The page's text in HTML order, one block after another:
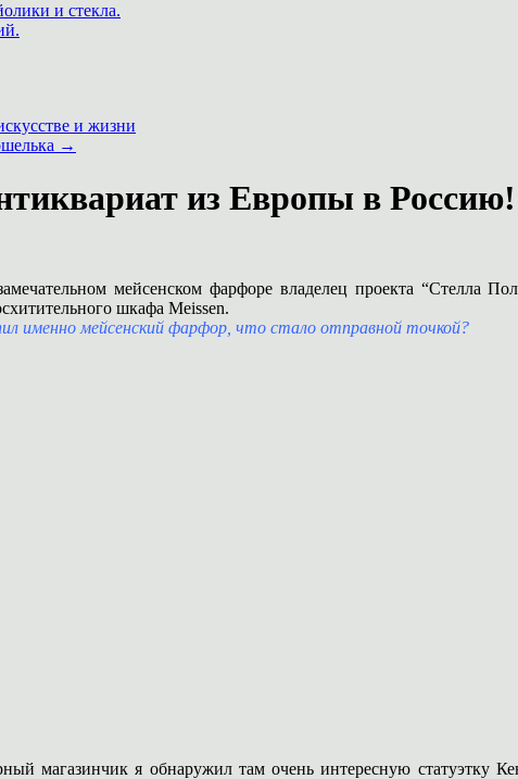
и стекла.
и жизни
→
из Европы в Россию!
мейсенском фарфоре владелец проекта “Стелла
шкафа Meissen.
именно мейсенский фарфор, что стало отправной точкой?
магазинчик я обнаружил там очень интересную статуэтку